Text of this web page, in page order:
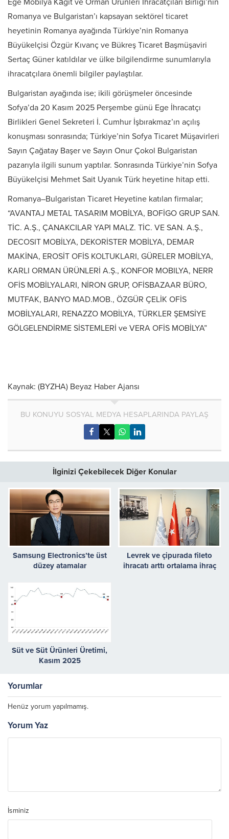
Ege Mobilya Kâğıt ve Orman Ürünleri İhracatçıları Birliği’nin
Romanya ve Bulgaristan’ı kapsayan sektörel ticaret
heyetinin Romanya ayağında Türkiye’nin Romanya
Büyükelçisi Özgür Kıvanç ve Bükreş Ticaret Başmüşaviri
Sertaç Güner katıldılar ve ülke bilgilendirme sunumlarıyla
ihracatçılara önemli bilgiler paylaştılar.
Bulgaristan ayağında ise; ikili görüşmeler öncesinde
Sofya’da 20 Kasım 2025 Perşembe günü Ege İhracatçı
Birlikleri Genel Sekreteri İ. Cumhur İşbırakmaz’ın açılış
konuşması sonrasında; Türkiye’nin Sofya Ticaret Müşavirleri
Sayın Çağatay Başer ve Sayın Onur Çokol Bulgaristan
pazarıyla ilgili sunum yaptılar. Sonrasında Türkiye’nin Sofya
Büyükelçisi Mehmet Sait Uyanık Türk heyetine hitap etti.
Romanya–Bulgaristan Ticaret Heyetine katılan firmalar;
“AVANTAJ METAL TASARIM MOBİLYA, BOFİGO GRUP SAN.
TİC. A.Ş., ÇANAKCILAR YAPI MALZ. TİC. VE SAN. A.Ş.,
DECOSIT MOBİLYA, DEKORİSTER MOBİLYA, DEMAR
MAKİNA, EROSİT OFİS KOLTUKLARI, GÜRELER MOBİLYA,
KARLI ORMAN ÜRÜNLERİ A.Ş., KONFOR MOBILYA, NERR
OFİS MOBİLYALARI, NİRON GRUP, OFİSBAZAAR BÜRO,
MUTFAK, BANYO MAD.MOB., ÖZGÜR ÇELİK OFİS
MOBİLYALARI, RENAZZO MOBİLYA, TÜRKLER ŞEMSİYE
GÖLGELENDİRME SİSTEMLERİ ve VERA OFİS MOBİLYA”
Kaynak: (BYZHA) Beyaz Haber Ajansı
BU KONUYU SOSYAL MEDYA HESAPLARINDA PAYLAŞ
İlginizi Çekebilecek Diğer Konular
Samsung Electronics’te üst
düzey atamalar
Levrek ve çipurada fileto
ihracatı arttı ortalama ihraç
Süt ve Süt Ürünleri Üretimi,
Kasım 2025
Yorumlar
Henüz yorum yapılmamış.
Yorum Yaz
İsminiz